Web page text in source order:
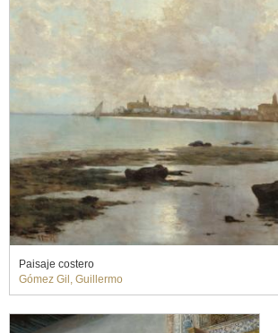
Paisaje costero
Gómez Gil, Guillermo